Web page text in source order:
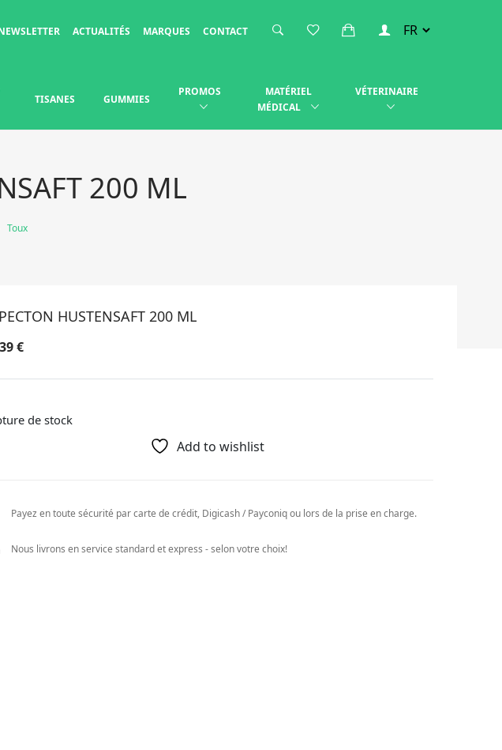
ACTUALITÉS MARQUES CONTACT
TISANES GUMMIES
PROMOS
MATÉRIEL
MÉDICAL
VÉTERINAIRE
200 ML
Toux
HUSTENSAFT 200 ML
€
de stock
Add to wishlist
Payez en toute sécurité par carte de crédit, Digicash / Payconiq ou lors de la prise en charge.
Nous livrons en service standard et express - selon votre choix!